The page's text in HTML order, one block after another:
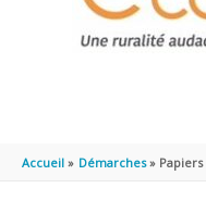
Accueil Démarches